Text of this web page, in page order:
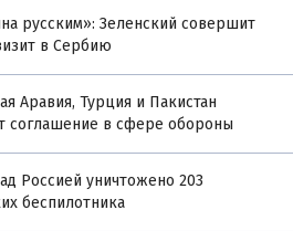
русским»: Зеленский совершит
в Сербию
Аравия, Турция и Пакистан
соглашение в сфере обороны
Россией уничтожено 203
беспилотника